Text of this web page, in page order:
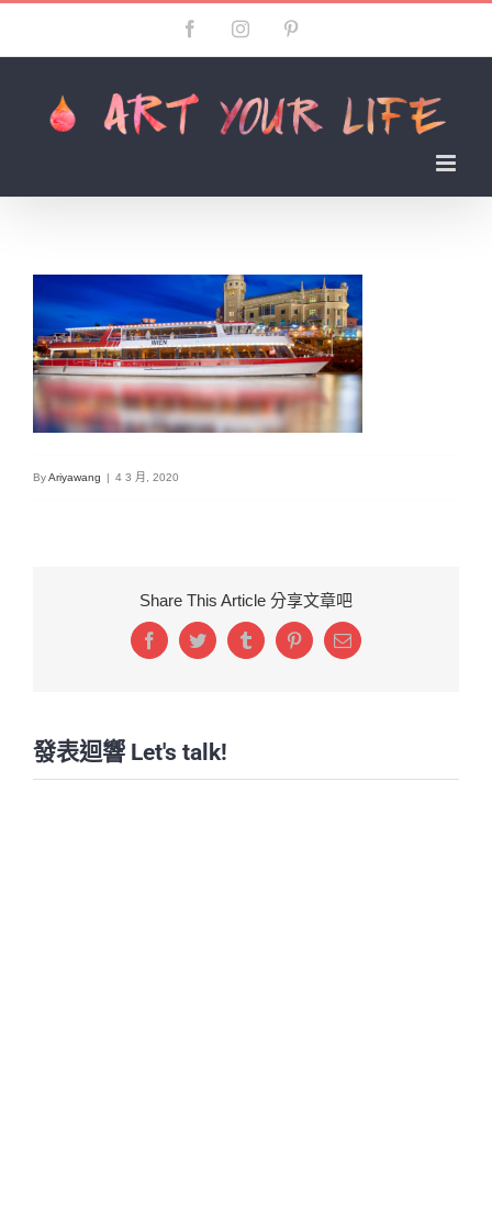
FacebookInstagram
ByAriyawang | 4 3 月, 2020
Share This Article 分享文章吧
FacebookTwitterTumblrPinterestEmail:
發表迴響 Let's talk!